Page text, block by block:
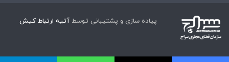
پیاده سازی و پشتیبانی توسط آتیه ارتباط کیش